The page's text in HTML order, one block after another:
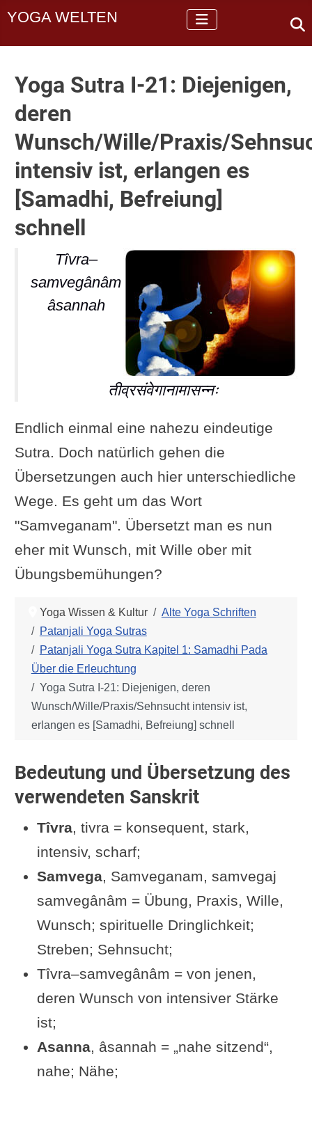
YOGA WELTEN
Yoga Sutra I-21: Diejenigen,
deren
Wunsch/Wille/Praxis/
intensiv ist, erlangen es
[Samadhi, Befreiung]
schnell
Tîvra–
samvegânâm
âsannah
तीव्रसंवेगानामासन्नः
Endlich einmal eine nahezu eindeutige
Sutra. Doch natürlich gehen die
Übersetzungen auch hier unterschiedliche
Wege. Es geht um das Wort
"Samveganam". Übersetzt man es nun
eher mit Wunsch, mit Wille ober mit
Übungsbemühungen?
Yoga Wissen & Kultur
Alte Yoga Schriften
Patanjali Yoga Sutras
Patanjali Yoga Sutra Kapitel 1: Samadhi Pada
Über die Erleuchtung
Yoga Sutra I-21: Diejenigen, deren
Wunsch/Wille/Praxis/Sehnsucht intensiv ist,
erlangen es [Samadhi, Befreiung] schnell
Bedeutung und Übersetzung des
verwendeten Sanskrit
Tîvra, tivra = konsequent, stark,
intensiv, scharf;
Samvega, Samveganam, samvegaj
samvegânâm = Übung, Praxis, Wille,
Wunsch; spirituelle Dringlichkeit;
Streben; Sehnsucht;
Tîvra–samvegânâm = von jenen,
deren Wunsch von intensiver Stärke
ist;
Asanna, âsannah = „nahe sitzend“,
nahe; Nähe;